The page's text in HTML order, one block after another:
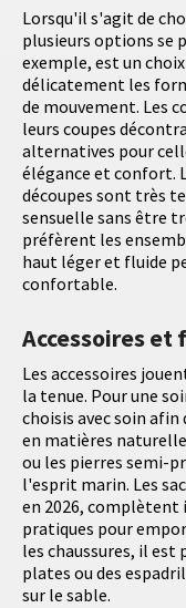
Lorsqu'il s'agit de
plusieurs options se
exemple, est un
délicatement les
de mouvement. Les
leurs coupes
alternatives pour
élégance et confort.
découpes sont très
sensuelle sans être
préfèrent les
haut léger et fluide
confortable.
Accessoires
Les accessoires
la tenue. Pour une
choisis avec soin afin
en matières
ou les pierres semi-
l'esprit marin. Les
en 2026,
pratiques pour
les chaussures, il
plates ou des
sur le sable.